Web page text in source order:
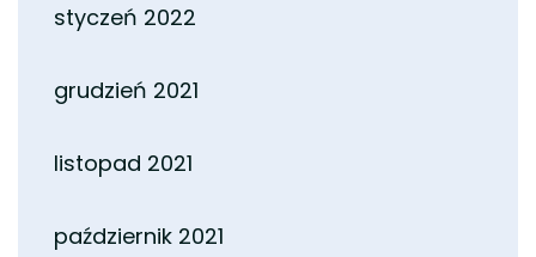
styczeń 2022
grudzień 2021
listopad 2021
październik 2021